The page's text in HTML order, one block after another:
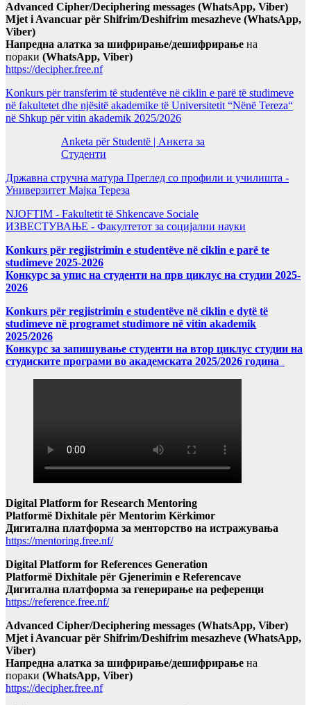
Advanced Cipher/Deciphering messages (WhatsApp, Viber)
Mjet i Avancuar për Shifrim/Deshifrim mesazheve (WhatsApp,
Viber)
Напредна алатка за шифрирање/дешифрирање на
пораки (WhatsApp, Viber)
https://decipher.free.nf
Konkurs për transferim të studentëve në ciklin e parë të studimeve
në fakultetet dhe njësitë akademike të Universitetit “Nënë Tereza“
në Shkup për vitin akademik 2025/2026
Anketa për Studentë | Анкета за
Студенти
Државна стручна матура Преглед со профили и училишта -
Универзитет Мајка Тереза
NJOFTIM - Fakultetit të Shkencave Sociale
ИЗВЕСТУВАЊЕ - Факултетот за социјални науки
Konkurs për regjistrimin e studentëve në ciklin e parë te
studimeve 2025-2026
Конкурс за упис на студенти на прв циклус на студии 2025-
2026
Konkurs për regjistrimin e studentëve në ciklin e dytë të
studimeve në programet studimore në vitin akademik
2025/2026
Конкурс за запишување студенти на втор циклус студии на
студиските програми во академската 2025/2026 година
Digital Platform for Research Mentoring
Platformë Dixhitale për Mentorim Kërkimor
Дигитална платформа за менторство на истражувања
https://mentoring.free.nf/
Digital Platform for References Generation
Platformë Dixhitale për Gjenerimin e Referencave
Дигитална платформа за генерирање на референци
https://reference.free.nf/
Advanced Cipher/Deciphering messages (WhatsApp, Viber)
Mjet i Avancuar për Shifrim/Deshifrim mesazheve (WhatsApp,
Viber)
Напредна алатка за шифрирање/дешифрирање на
пораки (WhatsApp, Viber)
https://decipher.free.nf